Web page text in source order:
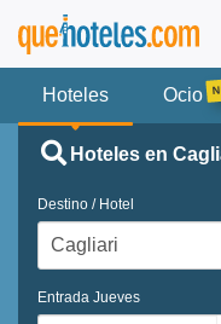
Hoteles Ocio
Hoteles en
Destino / Hotel
Entrada Jueves